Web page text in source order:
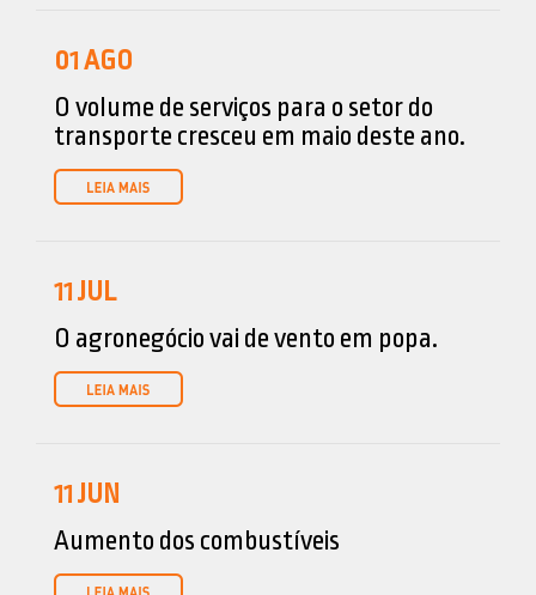
01AGO
O volume de serviços para o setor do
transporte cresceu em maio deste ano.
11JUL
O agronegócio vai de vento em popa.
11JUN
Aumento dos combustíveis